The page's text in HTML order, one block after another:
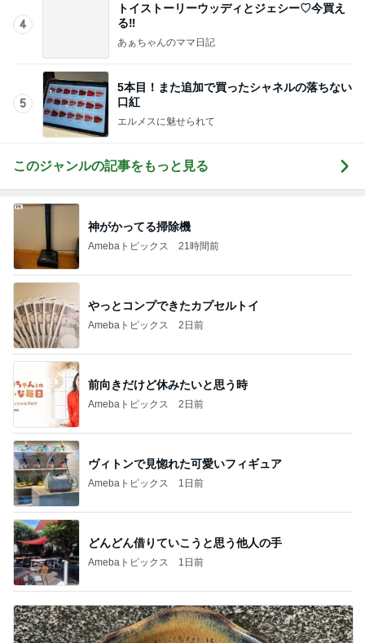
4
トイストーリーウッディとジェシー♡今買え
る‼︎
あぁちゃんのママ日記
5
5本目！また追加で買ったシャネルの落ちない
口紅
エルメスに魅せられて
このジャンルの記事をもっと見る
神がかってる掃除機
Amebaトピックス 21時間前
やっとコンプできたカプセルトイ
Amebaトピックス 2日前
前向きだけど休みたいと思う時
Amebaトピックス 2日前
ヴィトンで見惚れた可愛いフィギュア
Amebaトピックス 1日前
どんどん借りていこうと思う他人の手
Amebaトピックス 1日前